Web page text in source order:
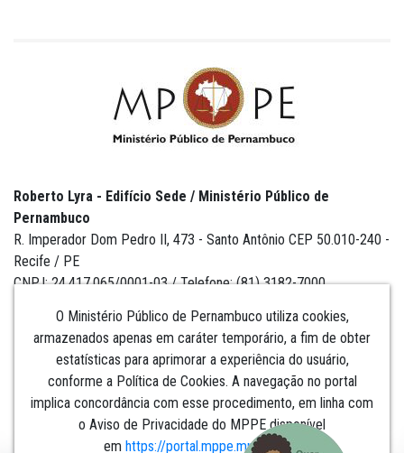
O Ministério Público de Pernambuco utiliza cookies,
armazenados apenas em caráter temporário, a fim de obter
estatísticas para aprimorar a experiência do usuário,
conforme a Política de Cookies. A navegação no portal
implica concordância com esse procedimento, em linha com
o Aviso de Privacidade do MPPE disponível
em https://portal.mppe.mp.br/lgpd.​​​​​​​
Roberto Lyra - Edifício Sede / Ministério Público de
Pernambuco
R. Imperador Dom Pedro II, 473 - Santo Antônio CEP 50.010-240 -
Recife / PE
CNPJ: 24.417.065/0001-03 / Telefone: (81) 3182-7000
Institucional
Comunicação